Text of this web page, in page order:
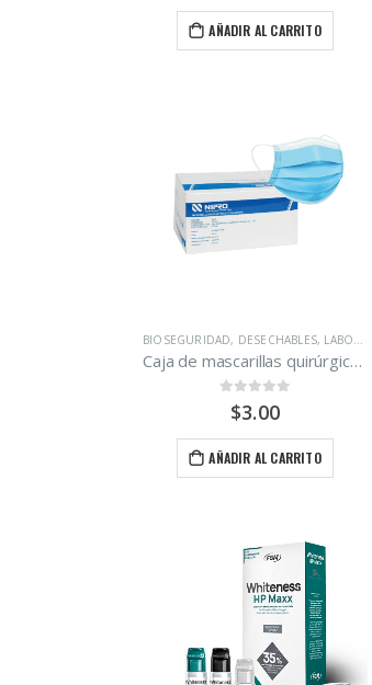
AÑADIR AL CARRITO
BIOSEGURIDAD, DESECHABLES, LABORATORIO
Caja de mascarillas quirúrgicas marca Nipro 50 unidades.
out of 5
$3.00
AÑADIR AL CARRITO